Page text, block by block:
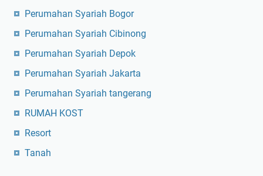
Perumahan Syariah Bogor
Perumahan Syariah Cibinong
Perumahan Syariah Depok
Perumahan Syariah Jakarta
Perumahan Syariah tangerang
RUMAH KOST
Resort
Tanah